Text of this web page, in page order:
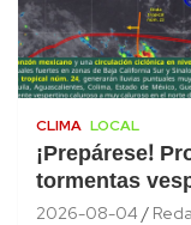
CLIMA LOCAL
¡Prepárese!
tormentas
2026-08-04